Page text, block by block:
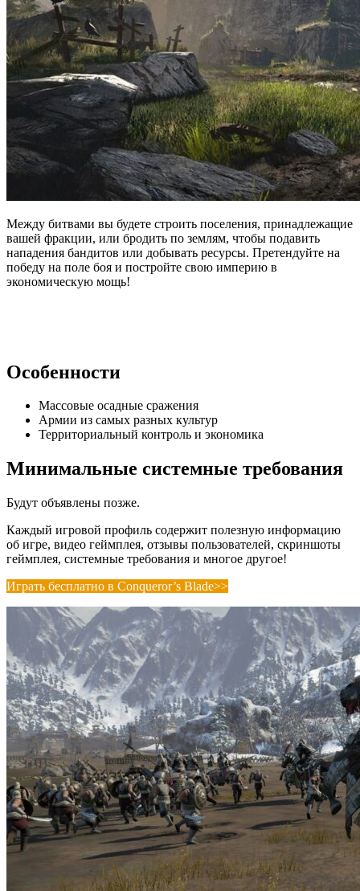
Между битвами вы будете строить поселения, принадлежащие
вашей фракции, или бродить по землям, чтобы подавить
нападения бандитов или добывать ресурсы. Претендуйте на
победу на поле боя и постройте свою империю в
экономическую мощь!
Особенности
Массовые осадные сражения
Армии из самых разных культур
Территориальный контроль и экономика
Минимальные системные требования
Будут объявлены позже.
Каждый игровой профиль содержит полезную информацию
об игре, видео геймплея, отзывы пользователей, скриншоты
геймплея, системные требования и многое другое!
Играть бесплатно в Conqueror’s Blade>>